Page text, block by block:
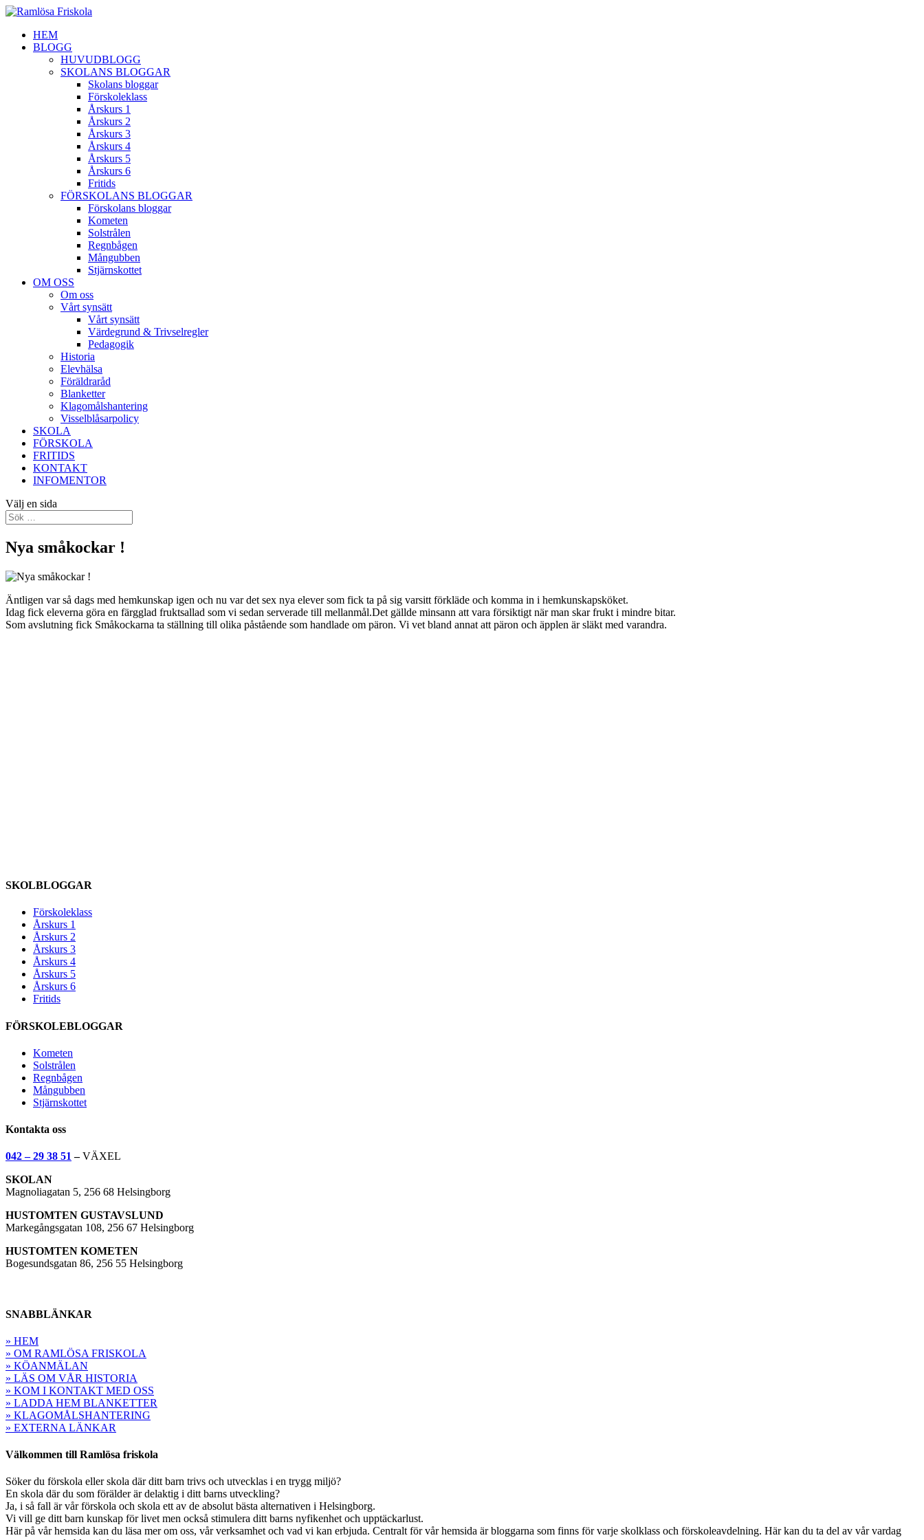
HEM
BLOGG
HUVUDBLOGG
SKOLANS BLOGGAR
Skolans bloggar
Förskoleklass
Årskurs 1
Årskurs 2
Årskurs 3
Årskurs 4
Årskurs 5
Årskurs 6
Fritids
FÖRSKOLANS BLOGGAR
Förskolans bloggar
Kometen
Solstrålen
Regnbågen
Mångubben
Stjärnskottet
OM OSS
Om oss
Vårt synsätt
Vårt synsätt
Värdegrund & Trivselregler
Pedagogik
Historia
Elevhälsa
Föräldraråd
Blanketter
Klagomålshantering
Visselblåsarpolicy
SKOLA
FÖRSKOLA
FRITIDS
KONTAKT
INFOMENTOR
Välj en sida
Nya småkockar !
Äntligen var så dags med hemkunskap igen och nu var det sex nya elever som fick ta på sig varsitt förkläde och komma in i hemkunskapsköket.
Idag fick eleverna göra en färgglad fruktsallad som vi sedan serverade till mellanmål.Det gällde minsann att vara försiktigt när man skar frukt i mindre bitar.
Som avslutning fick Småkockarna ta ställning till olika påstående som handlade om päron. Vi vet bland annat att päron och äpplen är släkt med varandra.
SKOLBLOGGAR
Förskoleklass
Årskurs 1
Årskurs 2
Årskurs 3
Årskurs 4
Årskurs 5
Årskurs 6
Fritids
FÖRSKOLEBLOGGAR
Kometen
Solstrålen
Regnbågen
Mångubben
Stjärnskottet
Kontakta oss
042 – 29 38 51–VÄXEL
SKOLAN
Magnoliagatan 5, 256 68 Helsingborg
HUSTOMTEN GUSTAVSLUND
Markegångsgatan 108, 256 67 Helsingborg
HUSTOMTEN KOMETEN
Bogesundsgatan 86, 256 55 Helsingborg
SNABBLÄNKAR
» HEM
» OM RAMLÖSA FRISKOLA
» KÖANMÄLAN
» LÄS OM VÅR HISTORIA
» KOM I KONTAKT MED OSS
» LADDA HEM BLANKETTER
» KLAGOMÅLSHANTERING
» EXTERNA LÄNKAR
Välkommen till Ramlösa friskola
Söker du förskola eller skola där ditt barn trivs och utvecklas i en trygg miljö?
En skola där du som förälder är delaktig i ditt barns utveckling?
Ja, i så fall är vår förskola och skola ett av de absolut bästa alternativen i Helsingborg.
Vi vill ge ditt barn kunskap för livet men också stimulera ditt barns nyfikenhet och upptäckarlust.
Här på vår hemsida kan du läsa mer om oss, vår verksamhet och vad vi kan erbjuda. Centralt för vår hemsida är bloggarna som finns för varje skolklass och förskoleavdelning. Här kan du ta del av vår vardag